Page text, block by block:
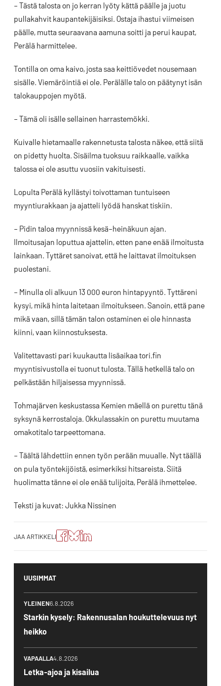
– Tästä talosta on jo kerran lyöty kättä päälle ja juotu
pullakahvit kaupantekijäisiksi. Ostaja ihastui viimeisen
päälle, mutta seuraavana aamuna soitti ja perui kaupat,
Perälä harmittelee.
Tontilla on oma kaivo, josta saa keittiövedet nousemaan
sisälle. Viemäröintiä ei ole. Perälälle talo on päätynyt isän
talokauppojen myötä.
– Tämä oli isälle sellainen harrastemökki.
Kuivalle hietamaalle rakennetusta talosta näkee, että siitä
on pidetty huolta. Sisäilma tuoksuu raikkaalle, vaikka
talossa ei ole asuttu vuosiin vakituisesti.
Lopulta Perälä kyllästyi toivottaman tuntuiseen
myyntiurakkaan ja ajatteli lyödä hanskat tiskiin.
– Pidin taloa myynnissä kesä–heinäkuun ajan.
Ilmoitusajan loputtua ajattelin, etten pane enää ilmoitusta
lainkaan. Tyttäret sanoivat, että he laittavat ilmoituksen
puolestani.
– Minulla oli alkuun 13 000 euron hintapyyntö. Tyttäreni
kysyi, mikä hinta laitetaan ilmoitukseen. Sanoin, että pane
mikä vaan, sillä tämän talon ostaminen ei ole hinnasta
kiinni, vaan kiinnostuksesta.
Valitettavasti pari kuukautta lisäaikaa tori.fin
myyntisivustolla ei tuonut tulosta. Tällä hetkellä talo on
pelkästään hiljaisessa myynnissä.
Tohmajärven keskustassa Kemien mäellä on purettu tänä
syksynä kerrostaloja. Okkulassakin on purettu muutama
omakotitalo tarpeettomana.
– Täältä lähdettiin ennen työn perään muualle. Nyt täällä
on pula työntekijöistä, esimerkiksi hitsareista. Siitä
huolimatta tänne ei ole enää tulijoita, Perälä ihmettelee.
Teksti ja kuvat: Jukka Nissinen
JAA ARTIKKELI
Jaa
artikkeli
Facebookissa
Jaa
artikkeli
Blueskyssa
Jako:
Jaa
artikkeli
LinkedIn:ssä
UUSIMMAT
YLEINEN6.8.2026
Starkin kysely: Rakennusalan houkuttelevuus nyt
heikko
VAPAALLA4.8.2026
Letka-ajoa ja kisailua